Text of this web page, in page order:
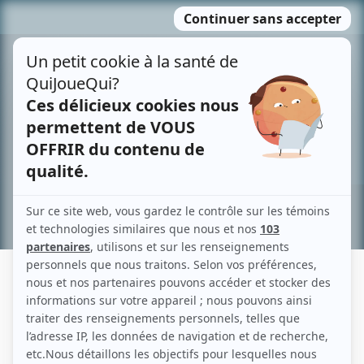
MENU
contenu
Recherche avancée »
DANIEL BERTOLINO
Liens
Fiche de Daniel Bertolino sur Showbizz.net